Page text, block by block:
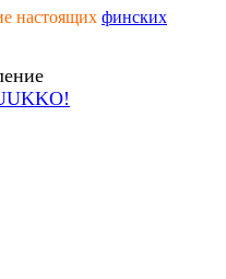
настоящих финских